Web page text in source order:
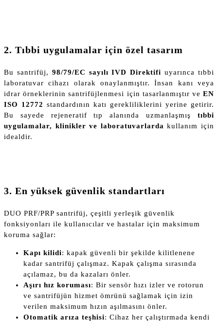
2. Tıbbi uygulamalar için özel tasarım
Bu santrifüj, 98/79/EC sayılı IVD Direktifi uyarınca tıbbi
laboratuvar cihazı olarak onaylanmıştır. İnsan kanı veya
idrar örneklerinin santrifüjlenmesi için tasarlanmıştır ve EN
ISO 12772 standardının katı gerekliliklerini yerine getirir.
Bu sayede rejeneratif tıp alanında uzmanlaşmış tıbbi
uygulamalar, klinikler ve laboratuvarlarda kullanım için
idealdir.
3. En yüksek güvenlik standartları
DUO PRF/PRP santrifüj, çeşitli yerleşik güvenlik
fonksiyonları ile kullanıcılar ve hastalar için maksimum
koruma sağlar:
Kapı kilidi: kapak güvenli bir şekilde kilitlenene
kadar santrifüj çalışmaz. Kapak çalışma sırasında
açılamaz, bu da kazaları önler.
Aşırı hız koruması: Bir sensör hızı izler ve rotorun
ve santrifüjün hizmet ömrünü sağlamak için izin
verilen maksimum hızın aşılmasını önler.
Otomatik arıza teşhisi: Cihaz her çalıştırmada kendi